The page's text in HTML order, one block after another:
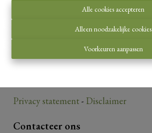
Alle cookies accepteren
Alleen noodzakelijke cookies
Voorkeuren aanpassen
Toezichthoudende autoriteit:
Luxemburgstraat 16 B te 1000 Brussel.
Privacy statement- Disclaimer
Contacteer ons